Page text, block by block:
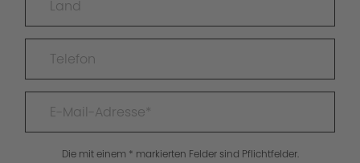
Die mit einem * markierten Felder sind Pflichtfelder.